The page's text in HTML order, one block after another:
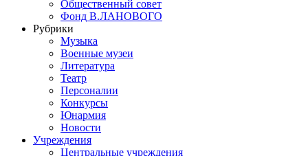
Общественный совет
Фонд В.ЛАНОВОГО
Рубрики
Музыка
Военные музеи
Литература
Театр
Персоналии
Конкурсы
Юнармия
Новости
Учреждения
Центральные учреждения